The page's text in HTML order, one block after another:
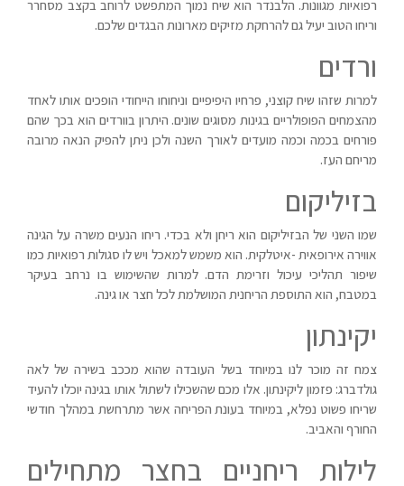
רפואיות מגוונות. הלבנדר הוא שיח נמוך המתפשט לרוחב בקצב מסחרר
וריחו הטוב יעיל גם להרחקת מזיקים מארונות הבגדים שלכם.
ורדים
למרות שזהו שיח קוצני, פרחיו היפיפיים וניחוחו הייחודי הופכים אותו לאחד
מהצמחים הפופולריים בגינות מסוגים שונים. היתרון בוורדים הוא בכך שהם
פורחים בכמה וכמה מועדים לאורך השנה ולכן ניתן להפיק הנאה מרובה
מריחם העז.
בזיליקום
שמו השני של הבזיליקום הוא ריחן ולא בכדי. ריחו הנעים משרה על הגינה
אווירה אירופאית -איטלקית. הוא משמש למאכל ויש לו סגולות רפואיות כמו
שיפור תהליכי עיכול וזרימת הדם. למרות שהשימוש בו נרחב בעיקר
במטבח, הוא התוספת הריחנית המושלמת לכל חצר או גינה.
יקינתון
צמח זה מוכר לנו במיוחד בשל העובדה שהוא מככב בשירה של לאה
גולדברג: פזמון ליקינתון. אלו מכם שהשכילו לשתול אותו בגינה יוכלו להעיד
שריחו פשוט נפלא, במיוחד בעונת הפריחה אשר מתרחשת במהלך חודשי
החורף והאביב.
לילות ריחניים בחצר מתחילים